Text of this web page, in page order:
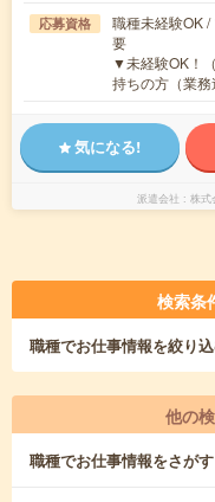
応募資格
職種未経験OK
要
▼未経験OK！
持ちの方（業
気になる!
派遣会社 株式
検索条
職種でお仕事情報を絞り
他の
職種でお仕事情報をさがす